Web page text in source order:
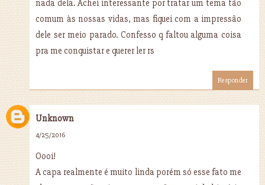
nada dela. Achei interessante por tratar um tema tão
comum às nossas vidas, mas fiquei com a impressão
dele ser meio parado. Confesso q faltou alguma coisa
pra me conquistar e querer ler rs
Responder
Unknown
4/25/2016
Oooi!
A capa realmente é muito linda porém só esse fato me